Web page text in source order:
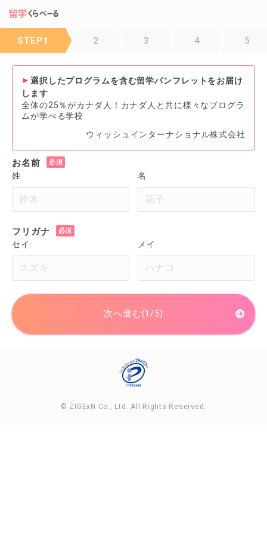
STEP1 2 3 4 5
選択したプログラムを含む留学パンフレットをお届け
します
全体の25％がカナダ人！カナダ人と共に様々なプログラ
ムが学べる学校
ウィッシュインターナショナル株式会社
お名前
姓 名
フリガナ
セイ メイ
次へ進む(1/5)
© ZIGExN Co., Ltd. All Rights Reserved.